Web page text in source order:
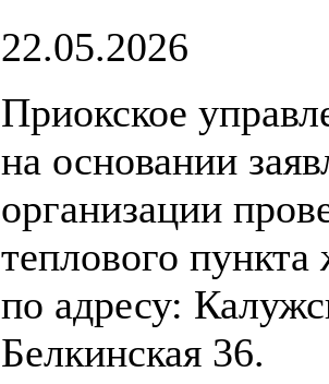
22.05.2026
Приокское
на основании
организации
теплового
по адресу:
Белкинская 36.